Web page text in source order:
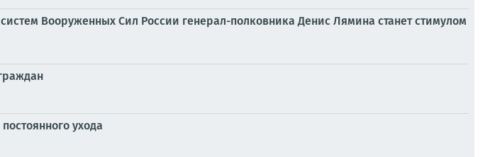
Вооруженных Сил России генерал-полковника Денис Лямина станет стимулом
ухода